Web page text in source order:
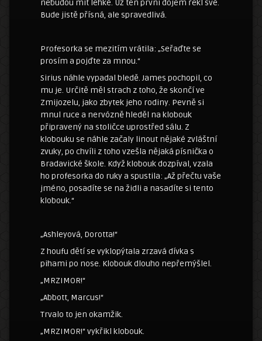
nebudou mít lehké. Už ten první dojem řekl své.
Bude jistě přísná, ale spravedlivá.
Profesorka se mezitím vrátila: „Seřaďte se
prosím a pojďte za mnou.“
Sirius náhle vypadal bledě. James pochopil, co
mu je. Určitě měl strach z toho, že skončí ve
Zmijozelu, jako zbytek jeho rodiny. Pevně si
mnul ruce a nervózně hleděl na klobouk
připravený na stoličce uprostřed sálu. Z
klobouku se náhle začaly linout nějaké zvláštní
zvuky, po chvíli z toho vzešla nějaká písnička o
Bradavické škole. Když klobouk dozpíval, vzala
ho profesorka do ruky a spustila: „Až přečtu vaše
jméno, posadíte se na židli a nasadíte si tento
klobouk.“
„Ashleyová, Dorotta!“
Z houfu dětí se vyklopýtala zrzavá dívka s
pihami po nose. Klobouk dlouho nepřemýšlel.
„MRZIMOR!“
„Abbott, Marcus!“
Trvalo to jen okamžik.
„MRZIMOR!“ vykřikl klobouk.